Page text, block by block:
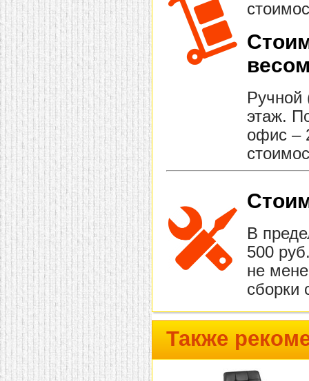
Ручной
этаж.
офис –
В
500
не
сборки
Также